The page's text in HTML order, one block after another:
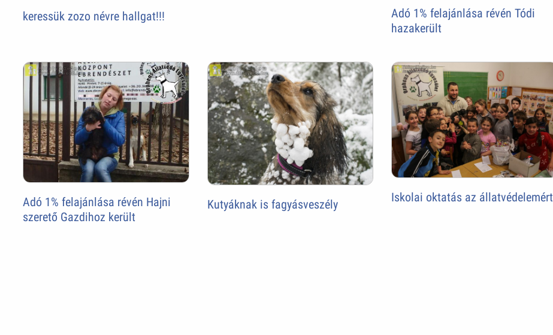
keressük zozo névre hallgat!!!
Adó 1% felajánlása révén Tódi
hazakerült
Adó 1% felajánlása révén Hajni
szerető Gazdihoz került
Kutyáknak is fagyásveszély
Iskolai oktatás az állatvédelemért